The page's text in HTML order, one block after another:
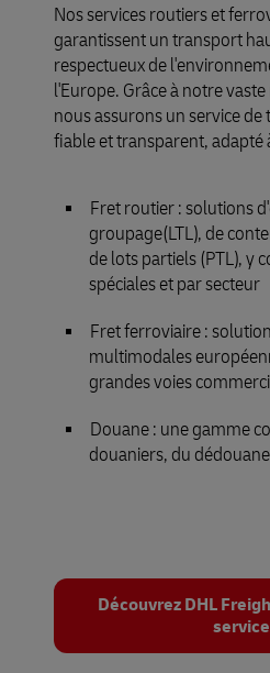
Nos services routiers et
garantissent un transport
respectueux de
l'Europe. Grâce à notre
nous assurons un service
fiable et transparent, adapté
Fret routier : solutions
groupage(LTL), de
de lots partiels (PTL), y
spéciales et par secteur
Fret ferroviaire :
multimodales
grandes voies
Douane : une gamme
douaniers, du
Découvrez DHL